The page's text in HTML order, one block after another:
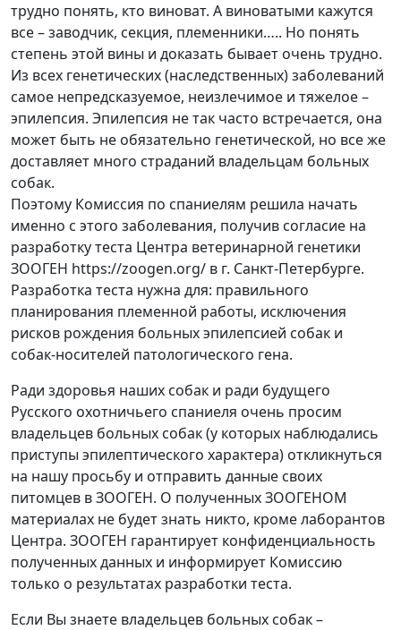
трудно понять, кто виноват. А виноватыми кажутся
все – заводчик, секция, племенники….. Но понять
степень этой вины и доказать бывает очень трудно.
Из всех генетических (наследственных) заболеваний
самое непредсказуемое, неизлечимое и тяжелое –
эпилепсия. Эпилепсия не так часто встречается, она
может быть не обязательно генетической, но все же
доставляет много страданий владельцам больных
собак.
Поэтому Комиссия по спаниелям решила начать
именно с этого заболевания, получив согласие на
разработку теста Центра ветеринарной генетики
ЗООГЕН https://zoogen.org/ в г. Санкт-Петербурге.
Разработка теста нужна для: правильного
планирования племенной работы, исключения
рисков рождения больных эпилепсией собак и
собак-носителей патологического гена.
Ради здоровья наших собак и ради будущего
Русского охотничьего спаниеля очень просим
владельцев больных собак (у которых наблюдались
приступы эпилептического характера) откликнуться
на нашу просьбу и отправить данные своих
питомцев в ЗООГЕН. О полученных ЗООГЕНОМ
материалах не будет знать никто, кроме лаборантов
Центра. ЗООГЕН гарантирует конфиденциальность
полученных данных и информирует Комиссию
только о результатах разработки теста.
Если Вы знаете владельцев больных собак –